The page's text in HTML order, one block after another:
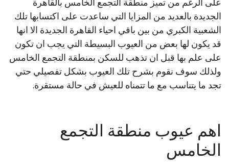
الجديدة بالعديد من المزايا التي ساعدت على اكتسابها تلك
الشعبية الكبري من بين باقي احياء القاهرة الجديدة الا انها
قد يكون لها بعض من العيوب البسيطة التي يجب ان تكون
على علم بها قبل ان تذهب للسكن بمنطقة التجمع الخامس
ولذلك سوف نقوم بشرح تلك العيوب بشكل تفصيلي حتي
تجد ما يتناسب مع ما تتمناه للعيش في حالة مستقرة.
اهم عيوب منطقة التجمع
الخامس